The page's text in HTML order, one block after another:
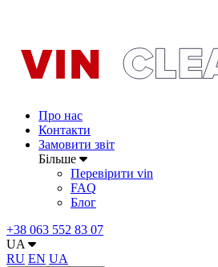
Про нас
Контакти
Замовити звіт
Більше
Перевірити vin
FAQ
Блог
+38 063 552 83 07
UA
RU EN UA